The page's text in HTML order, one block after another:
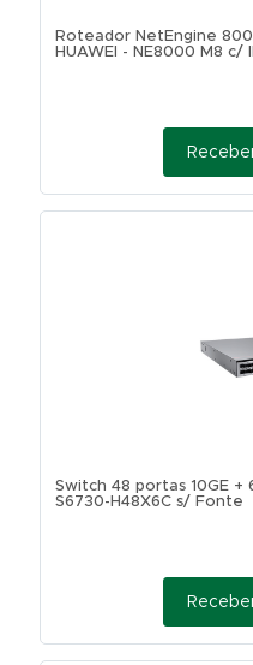
Roteador NetEngine
HUAWEI - NE8000 M8 c/
Switch 48 portas 10GE +
S6730-H48X6C s/ Fonte